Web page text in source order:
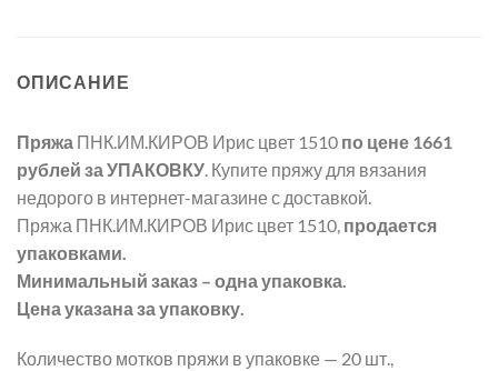
ОПИСАНИЕ
Пряжа ПНК.ИМ.КИРОВ Ирис цвет 1510 по цене 1661
рублей за УПАКОВКУ . Купите пряжу для вязания
недорого в интернет-магазине с доставкой.
Пряжа ПНК.ИМ.КИРОВ Ирис цвет 1510, продается
упаковками.
Минимальный заказ – одна упаковка.
Цена указана за упаковку.
Количество мотков пряжи в упаковке — 20 шт.,